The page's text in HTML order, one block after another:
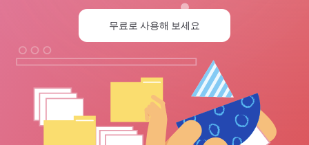
무료로 사용해 보세요